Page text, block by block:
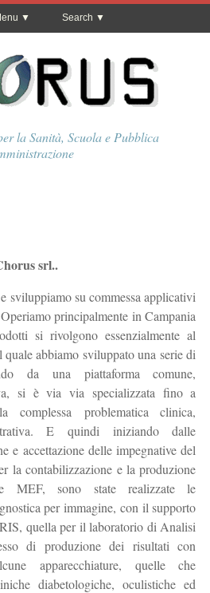
Search
la Sanità, Scuola e Pubblica
srl..
sviluppiamo su commessa applicativi
principalmente in Campania
si rivolgono essenzialmente al
abbiamo sviluppato una serie di
da una piattaforma comune,
si è via via specializzata fino a
complessa problematica clinica,
E quindi iniziando dalle
e accettazione delle impegnative del
la contabilizzazione e la produzione
sono state realizzate le
per immagine, con il supporto
quella per il laboratorio di Analisi
di produzione dei risultati con
apparecchiature, quelle che
diabetologiche, oculistiche ed